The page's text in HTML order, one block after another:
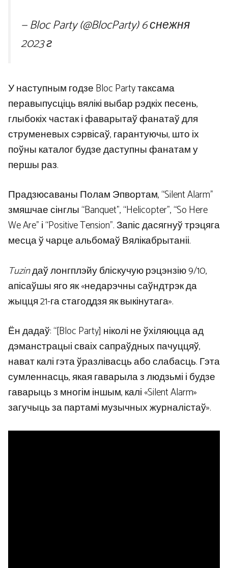
— Bloc Party (@BlocParty)6 снежня
2023 г
У наступным годзе Bloc Party таксама
перавыпусціць вялікі выбар рэдкіх песень,
глыбокіх частак і фаварытаў фанатаў для
струменевых сэрвісаў, гарантуючы, што іх
поўны каталог будзе даступны фанатам у
першы раз.
Прадзюсаваны Полам Эпвортам, “Silent Alarm”
змяшчае сінглы “Banquet”, “Helicopter”, “So Here
We Are” і “Positive Tension”. Запіс дасягнуў трэцяга
месца ў чарце альбомаў Вялікабрытаніі.
Tuzinдаў лонгплэйу бліскучую рэцэнзію 9/10,
апісаўшы яго як «недарэчны саўндтрэк да
жыцця 21-га стагоддзя як выкінутага».
Ён дадаў: “[Bloc Party] ніколі не ўхіляюцца ад
дэманстрацыі сваіх сапраўдных пачуццяў,
нават калі гэта ўразлівасць або слабасць. Гэта
сумленнасць, якая гаварыла з людзьмі і будзе
гаварыць з многім іншым, калі «Silent Alarm»
загучыць за партамі музычных журналістаў».